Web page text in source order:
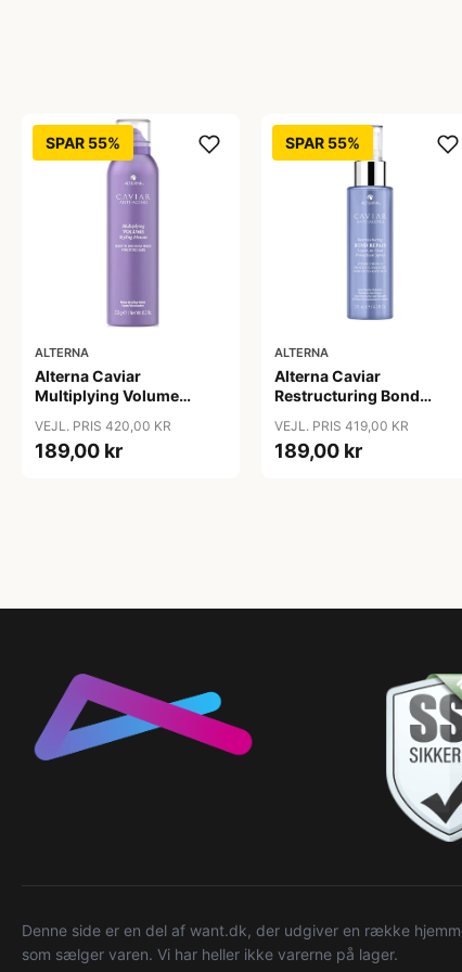
SPAR 55%
ALTERNA
Alterna Caviar
Multiplying Volume
VEJL. PRIS 420,00 KR
189,00 kr
SPAR 55%
ALTERNA
Alterna Caviar
Restructuring Bond
Protection Spray, 125 ml
VEJL. PRIS 419,00 KR
189,00 kr
Denne side er en del af want.dk, der udgiver en række
som sælger varen. Vi har heller ikke varerne på lager.